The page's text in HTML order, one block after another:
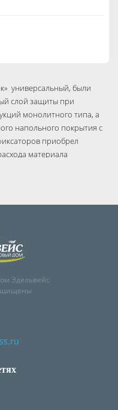
универсальный, были
слой защиты при
монолитного типа, а
напольного покрытия с
приобрел
материала
Эдельвейс